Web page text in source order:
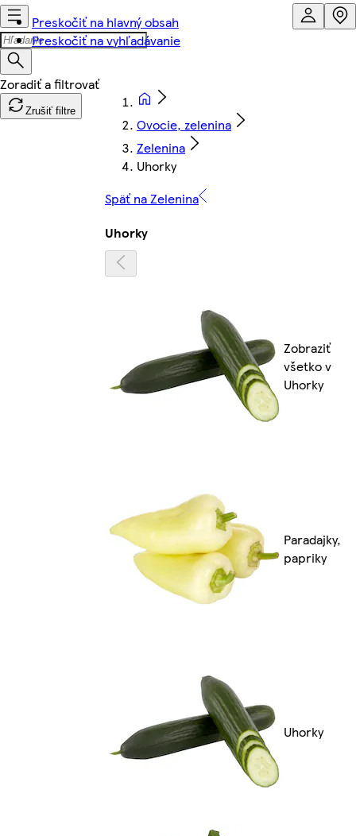
Preskočiť na hlavný obsah
Preskočiť na vyhľadávanie
Zrušiť filtre
Ovocie, zelenina
Zelenina
Uhorky
Späť na Zelenina
Uhorky
Zobraziť
všetko v
Uhorky
Paradajky,
papriky
Uhorky